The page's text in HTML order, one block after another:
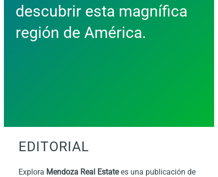
descubrir esta magnífica
región de América.
EDITORIAL
Explora Mendoza Real Estatees una publicación de